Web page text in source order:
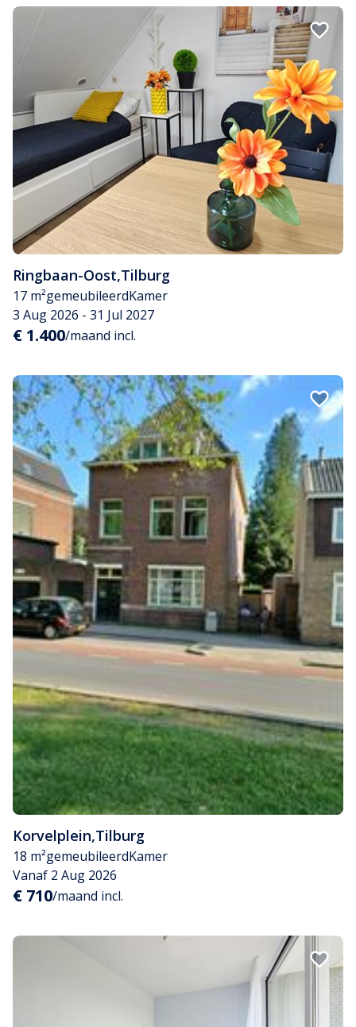
Ringbaan-Oost,Tilburg
17 m²gemeubileerdKamer
3 Aug 2026 - 31 Jul 2027
€ 1.400/maand incl.
Korvelplein,Tilburg
18 m²gemeubileerdKamer
Vanaf 2 Aug 2026
€ 710/maand incl.